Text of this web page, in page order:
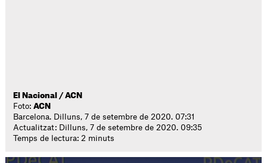
El Nacional / ACN
Foto:ACN
Barcelona. Dilluns, 7 de setembre de 2020. 07:31
Actualitzat: Dilluns, 7 de setembre de 2020. 09:35
Temps de lectura: 2 minuts